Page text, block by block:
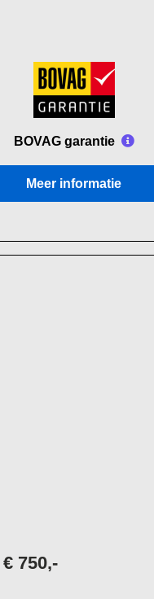
BOVAG garantie
Meer informatie
€ 750,-